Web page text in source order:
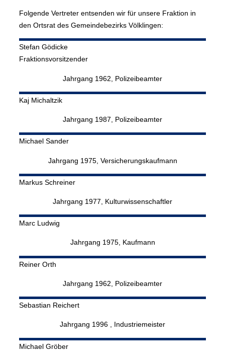
Folgende Vertreter entsenden wir für unsere Fraktion in
den Ortsrat des Gemeindebezirks Völklingen:
Stefan Gödicke
Fraktionsvorsitzender
Jahrgang 1962, Polizeibeamter
Kaj Michaltzik
Jahrgang 1987, Polizeibeamter
Michael Sander
Jahrgang 1975, Versicherungskaufmann
Markus Schreiner
Jahrgang 1977, Kulturwissenschaftler
Marc Ludwig
Jahrgang 1975, Kaufmann
Reiner Orth
Jahrgang 1962, Polizeibeamter
Sebastian Reichert
Jahrgang 1996 , Industriemeister
Michael Gröber